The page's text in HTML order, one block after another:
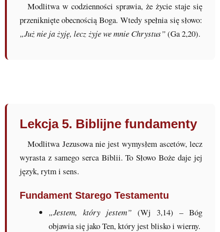
Modlitwa w codzienności sprawia, że życie staje się
przeniknięte obecnością Boga. Wtedy spełnia się słowo:
„Już nie ja żyję, lecz żyje we mnie Chrystus”(Ga 2,20).
Lekcja 5. Biblijne fundamenty
Modlitwa Jezusowa nie jest wymysłem ascetów, lecz
wyrasta z samego serca Biblii. To Słowo Boże daje jej
język, rytm i sens.
Fundament Starego Testamentu
„Jestem, który jestem” (Wj 3,14) – Bóg
objawia się jako Ten, który jest blisko i wierny.